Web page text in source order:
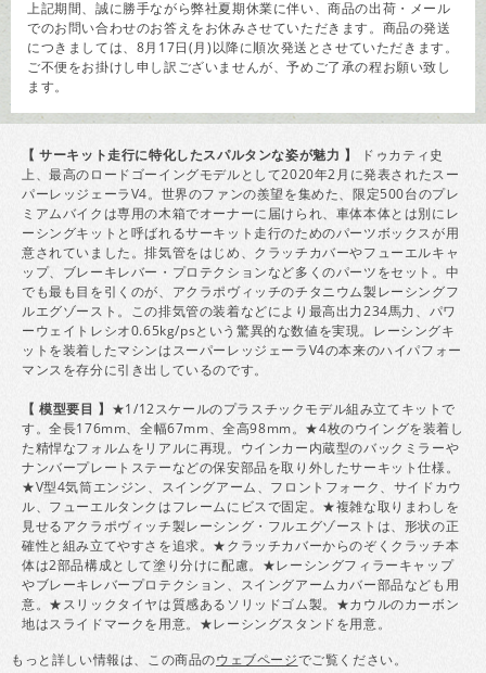
上記期間、誠に勝手ながら弊社夏期休業に伴い、商品の出荷・メール
でのお問い合わせのお答えをお休みさせていただきます。商品の発送
につきましては、8月17日(月)以降に順次発送とさせていただきます。
ご不便をお掛けし申し訳ございませんが、予めご了承の程お願い致し
ます。
【 サーキット走行に特化したスパルタンな姿が魅力 】
ドゥカティ史
上、最高のロードゴーイングモデルとして2020年2月に発表されたスー
パーレッジェーラV4。世界のファンの羨望を集めた、限定500台のプレ
ミアムバイクは専用の木箱でオーナーに届けられ、車体本体とは別にレ
ーシングキットと呼ばれるサーキット走行のためのパーツボックスが用
意されていました。排気管をはじめ、クラッチカバーやフューエルキャ
ップ、ブレーキレバー・プロテクションなど多くのパーツをセット。中
でも最も目を引くのが、アクラポヴィッチのチタニウム製レーシングフ
ルエグゾースト。この排気管の装着などにより最高出力234馬力、パワ
ーウェイトレシオ0.65kg/psという驚異的な数値を実現。レーシングキ
ットを装着したマシンはスーパーレッジェーラV4の本来のハイパフォー
マンスを存分に引き出しているのです。
【 模型要目 】 ★1/12スケールのプラスチックモデル組み立てキットで
す。全長176mm、全幅67mm、全高98mm。★4枚のウイングを装着し
た精悍なフォルムをリアルに再現。ウインカー内蔵型のバックミラーや
ナンバープレートステーなどの保安部品を取り外したサーキット仕様。
★V型4気筒エンジン、スイングアーム、フロントフォーク、サイドカウ
ル、フューエルタンクはフレームにビスで固定。★複雑な取りまわしを
見せるアクラポヴィッチ製レーシング・フルエグゾーストは、形状の正
確性と組み立てやすさを追求。★クラッチカバーからのぞくクラッチ本
体は2部品構成として塗り分けに配慮。★レーシングフィラーキャップ
やブレーキレバープロテクション、スイングアームカバー部品なども用
意。★スリックタイヤは質感あるソリッドゴム製。★カウルのカーボン
地はスライドマークを用意。★レーシングスタンドを用意。
もっと詳しい情報は、この商品のウェブページでご覧ください。